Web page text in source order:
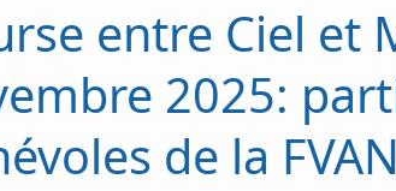
entre Ciel et
2025:
de la